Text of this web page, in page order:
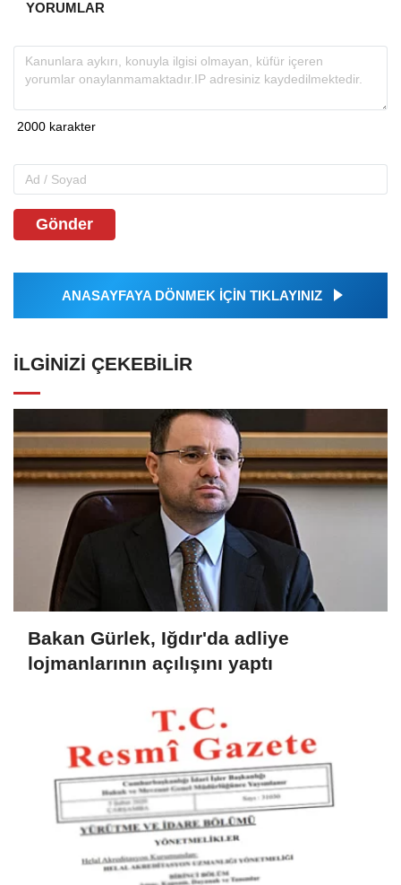
YORUMLAR
Gönder
ANASAYFAYA DÖNMEK İÇİN TIKLAYINIZ
İLGINIZI ÇEKEBILIR
Bakan Gürlek, Iğdır'da adliye
lojmanlarının açılışını yaptı